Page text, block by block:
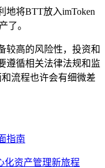
地将BTT放入imToken
了。
较高的风险性，投资和
遵循相关法律法规和监
流程也许会有细微差
指南
化资产管理新旅程